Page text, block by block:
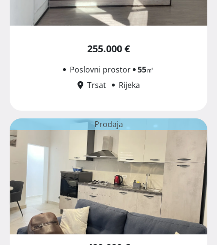
255.000 €
Poslovni prostor 55㎡
Trsat
Rijeka
Prodaja